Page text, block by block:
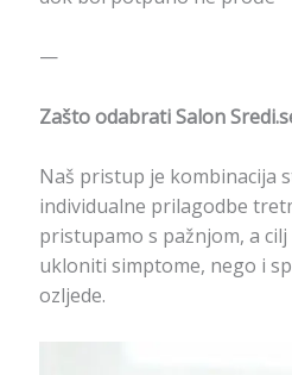
—
Zašto odabrati Salon
Naš pristup je kombinacija
individualne prilagodbe
pristupamo s pažnjom, a
ukloniti simptome, nego i
ozljede.